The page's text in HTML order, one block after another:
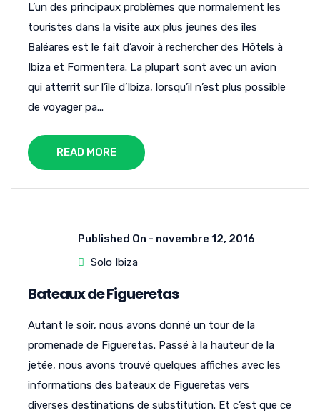
L’un des principaux problèmes que normalement les
touristes dans la visite aux plus jeunes des îles
Baléares est le fait d’avoir à rechercher des Hôtels à
Ibiza et Formentera. La plupart sont avec un avion
qui atterrit sur l’île d’Ibiza, lorsqu’il n’est plus possible
de voyager pa...
READ MORE
Published On - novembre 12, 2016
Solo Ibiza
Bateaux de Figueretas
Autant le soir, nous avons donné un tour de la
promenade de Figueretas. Passé à la hauteur de la
jetée, nous avons trouvé quelques affiches avec les
informations des bateaux de Figueretas vers
diverses destinations de substitution. Et c’est que ce